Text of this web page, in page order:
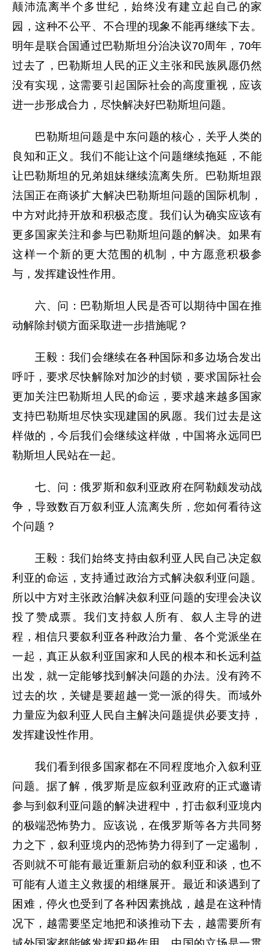
颠沛流离半个多世纪，始终没有建立起自己的家
园，这种不公平、不合理的现象不能再继续下去。
明年是联合国通过巴勒斯坦分治决议70周年，70年
过去了，巴勒斯坦人民的正义主张和民族夙愿仍然
没有实现，这需要引起国际社会的高度重视，应该
进一步形成合力，尽快解决好巴勒斯坦问题。
巴勒斯坦问题是中东问题的核心，关乎人类的
良知和正义。我们不能让这个问题继续拖延，不能
让巴勒斯坦的兄弟姐妹继续流离失所。巴勒斯坦跟
法国正在商谈扩大解决巴勒斯坦问题的国际机制，
中方对此持开放和积极态度。我们认为确实应该有
更多国家关注和参与巴勒斯坦问题的解决。如果有
这样一个新的更大范围的机制，中方愿意积极参
与，发挥建设性作用。
六、问：巴勒斯坦人民是否可以期待中国在推
动解除封锁方面采取进一步措施呢？
王毅：我们会继续在各种国际和多边场合发出
呼吁，要求尽快解除对加沙的封锁，要求国际社会
更加关注巴勒斯坦人民的命运，要求越来越多国家
支持巴勒斯坦尽快实现建国的夙愿。我们过去是这
样做的，今后我们会继续这样做，中国将永远同巴
勒斯坦人民站在一起。
七、问：俄罗斯和叙利亚政府在阿勒颇发动战
争，导致数百万叙利亚人流离失所，您如何看待这
个问题？
王毅：我们始终支持由叙利亚人民自己决定叙
利亚的命运，支持通过政治方式解决叙利亚问题。
所以中方对主张政治解决叙利亚问题的安理会决议
投了赞成票。我们支持叙人所有、叙人主导的进
程，相信只要叙利亚各种政治力量、各个党派坐在
一起，真正从叙利亚国家和人民的根本和长远利益
出发，就一定能够找到解决问题的办法。没有跨不
过去的坎，关键是要超越一党一派的得失。而域外
力量应为叙利亚人民自主解决问题提供必要支持，
发挥建设性作用。
我们看到很多国家都在不同程度地介入叙利亚
问题。据了解，俄罗斯是应叙利亚政府的正式邀请
参与到叙利亚问题的解决进程中，打击叙利亚境内
的极端恐怖势力。应该说，在俄罗斯等各方共同努
力之下，叙利亚境内的恐怖势力得到了一定遏制，
否则就不可能有最近重新启动的叙利亚和谈，也不
可能有人道主义救援的相继展开。最近和谈遇到了
困难，停火也受到了各种因素挑战，越是在这种情
况下，越需要坚定地把和谈推动下去，越需要所有